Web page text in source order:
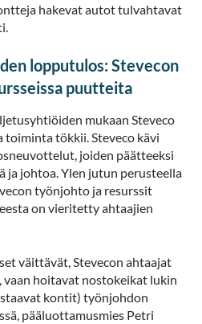
hakevat autot tulvahtavat
lopputulos: Stevecon
puutteita
mukaan Steveco
tökkii. Steveco kävi
joiden päätteeksi
ja johtoa. Ylen jutun perusteella
työnjohto ja resurssit
on vieritetty ahtaajien
väittävät, Stevecon ahtaajat
vaan hoitavat nostokeikat lukin
kontit) työnjohdon
pääluottamusmies Petri